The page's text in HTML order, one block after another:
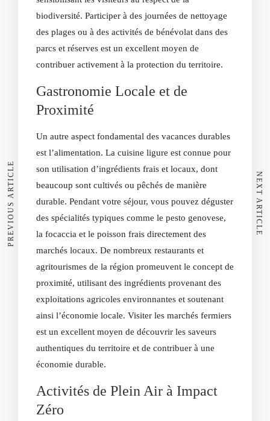
biodiversité. Participer à des journées de nettoyage
des plages ou à des activités de bénévolat dans des
parcs et réserves est un excellent moyen de
contribuer activement à la protection du territoire.
Gastronomie Locale et de
Proximité
Un autre aspect fondamental des vacances durables
est l’alimentation. La cuisine ligure est connue pour
son utilisation d’ingrédients frais et locaux, dont
beaucoup sont cultivés ou pêchés de manière
durable. Pendant votre séjour, vous pouvez déguster
des spécialités typiques comme le pesto genovese,
la focaccia et le poisson frais directement des
marchés locaux. De nombreux restaurants et
agritourismes de la région promeuvent le concept de
proximité, utilisant des ingrédients provenant des
exploitations agricoles environnantes et soutenant
ainsi l’économie locale. Visiter les marchés fermiers
est un excellent moyen de découvrir les saveurs
authentiques du territoire et de contribuer à une
économie durable.
Activités de Plein Air à Impact
Zéro
PREVIOUS ARTICLE NEXT ARTICLE